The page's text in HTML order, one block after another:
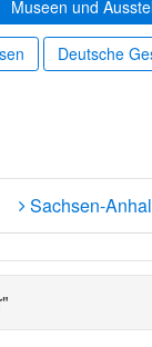
Museen und
Deutsche
Sachsen-